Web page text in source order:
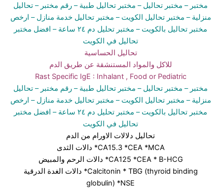
مختبر – مختبر تحاليل – مختبر تحاليل طبية – رقم مختبر – تحاليل
منزلية – مختبر تحاليل الكويت– مختبر تحاليل خدمة منازل – ارخص
مختبر تحاليل بالكويت – مختبر تحليل دم ٢٤ ساعة
– افضل مختبر
تحاليل في الكويت
تحاليل الحساسية
للاكل والمواد المستنشقة عن طريق الدم
Rast Specific IgE : Inhalant , Food or Pediatric
مختبر – مختبر تحاليل – مختبر تحاليل طبية – رقم مختبر – تحاليل
منزلية – مختبر تحاليل الكويت– مختبر تحاليل خدمة منازل – ارخص
مختبر تحاليل بالكويت – مختبر تحليل دم ٢٤ ساعة
– افضل مختبر
تحاليل في الكويت
تحاليل دلالات الاورام من الدم
دالات الثدى *CA15.3 *CEA *MCA
دالات الرحم والمبيض *CA125 *CEA * B-HCG
دالات الغدة الدرقية *Calcitonin * TBG (thyroid binding
globulin) *NSE